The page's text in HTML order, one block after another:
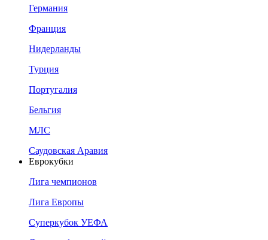
Германия
Франция
Нидерланды
Турция
Португалия
Бельгия
МЛС
Саудовская Аравия
Еврокубки
Лига чемпионов
Лига Европы
Суперкубок УЕФА